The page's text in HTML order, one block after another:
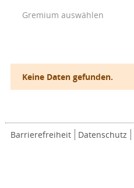
Gremium auswählen
Keine Daten gefunden.
Barrierefreiheit Datenschutz